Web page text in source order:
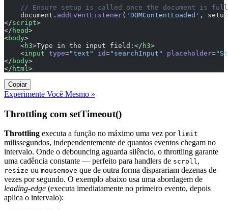
// Ensure setup is called once the document is
    document.
addEventListener( 'DOMContentLoaded' ,
</script>
</ head>
<body>
    <
h3>Type in the input field:</ h3>
    <
input type="text" id="searchInput" placeholder=
</ body>
</ html>
Copiar
Experimente Você Mesmo »
Throttling com setTimeout()
Throttling executa a função no máximo uma vez por limit
milissegundos, independentemente de quantos eventos chegam no
intervalo. Onde o debouncing aguarda silêncio, o throttling garante
uma cadência constante — perfeito para handlers de scroll,
resize ou mousemove que de outra forma disparariam dezenas de
vezes por segundo. O exemplo abaixo usa uma abordagem de
leading-edge (executa imediatamente no primeiro evento, depois
aplica o intervalo):